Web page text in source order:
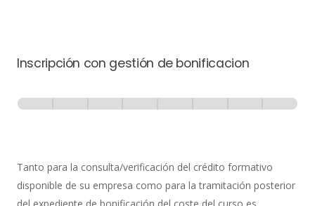
Inscripción con gestión de bonificacion
-
de
Bonificación
Tanto para la consulta/verificación del crédito formativo
disponible de su empresa como para la tramitación posterior